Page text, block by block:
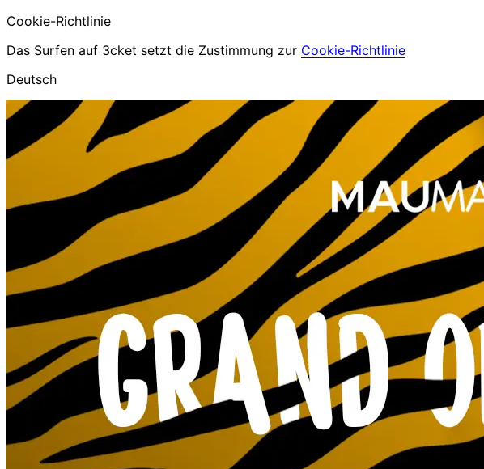
Cookie-Richtlinie
Das Surfen auf 3cket setzt die Zustimmung zur Cookie-Richtlinie
Deutsch